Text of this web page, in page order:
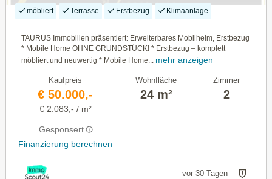
möbliert Terrasse Erstbezug Klimaanlage
TAURUS Immobilien präsentiert: Erweiterbares Mobilheim, Erstbezug
* Mobile Home OHNE GRUNDSTÜCK! * Erstbezug – komplett
möbliert und neuwertig * Mobile Home... mehr anzeigen
Kaufpreis
€ 50.000,-
€ 2.083,- / m²
Gesponsert
Finanzierung berechnen
Wohnfläche
24 m²
Zimmer
2
vor 30 Tagen